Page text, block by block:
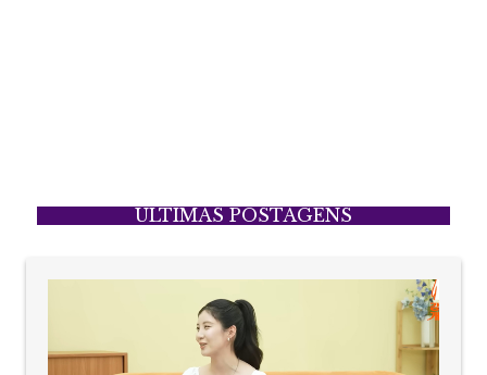
ÚLTIMAS POSTAGENS